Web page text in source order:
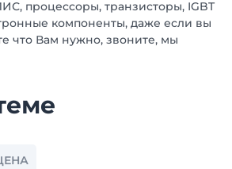
процессоры, транзисторы, IGBT
компоненты, даже если вы
что Вам нужно, звоните, мы